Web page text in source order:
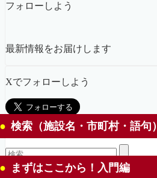
フォローしよう
最新情報をお届けします
Xでフォローしよう
検索（施設名・市町村・語句）
まずはここから！入門編